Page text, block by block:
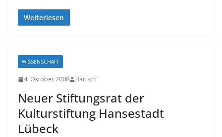
Weiterlesen
WISSENSCHAFT
4. Oktober 2008 Bartsch
Neuer Stiftungsrat der
Kulturstiftung Hansestadt
Lübeck